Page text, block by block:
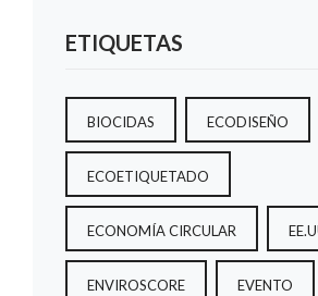
ETIQUETAS
BIOCIDAS ECODISEÑO
ECOETIQUETADO
ECONOMÍA CIRCULAR
ENVIROSCORE EVENTO